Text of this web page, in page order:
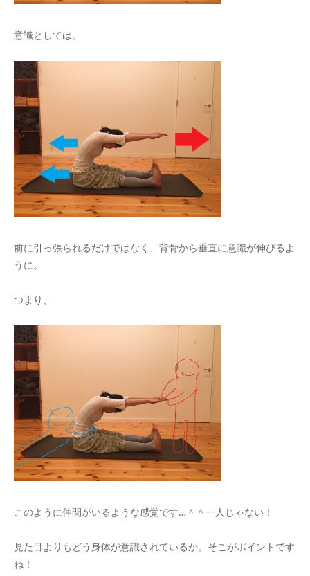
意識としては、
前に引っ張られるだけではなく、背骨から垂直に意識が伸びるよ
うに。
つまり、
このように仲間がいるような感覚です…＾＾一人じゃない！
見た目よりもどう身体が意識されているか。そこがポイントです
ね！